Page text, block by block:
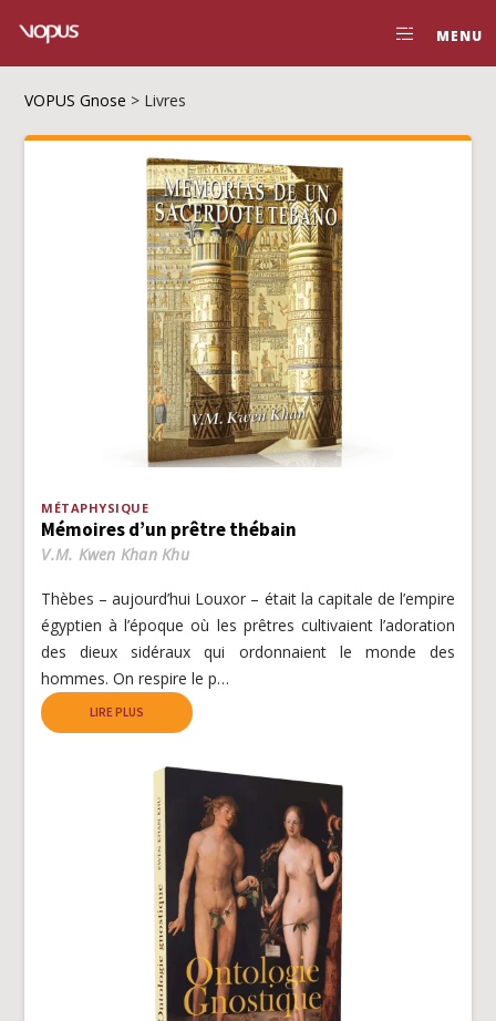
MENU
VOPUS Gnose > Livres
MÉTAPHYSIQUE
Mémoires d’un prêtre thébain
V.M. Kwen Khan Khu
Thèbes – aujourd’hui Louxor – était la capitale de l’empire
égyptien à l’époque où les prêtres cultivaient l’adoration
des dieux sidéraux qui ordonnaient le monde des
hommes. On respire le p…
LIRE PLUS